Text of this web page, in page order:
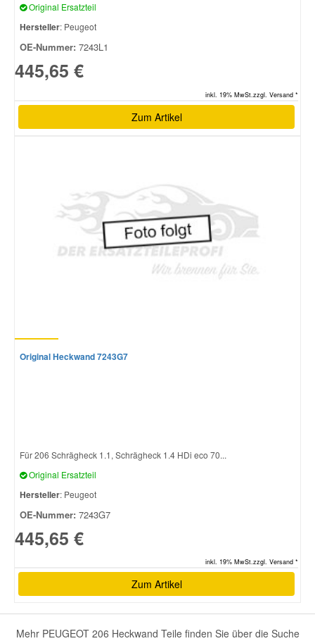
Original Ersatzteil
Hersteller: Peugeot
OE-Nummer: 7243L1
445,65 €
inkl. 19% MwSt.zzgl. Versand *
Zum Artikel
Original Heckwand 7243G7
Für 206 Schrägheck 1.1, Schrägheck 1.4 HDi eco 70...
Original Ersatzteil
Hersteller: Peugeot
OE-Nummer: 7243G7
445,65 €
inkl. 19% MwSt.zzgl. Versand *
Zum Artikel
Mehr PEUGEOT 206 Heckwand Teile finden Sie über die Suche
Smart Ersatzteile
Suzuki Ersatzteile
Volvo Ersatzteile